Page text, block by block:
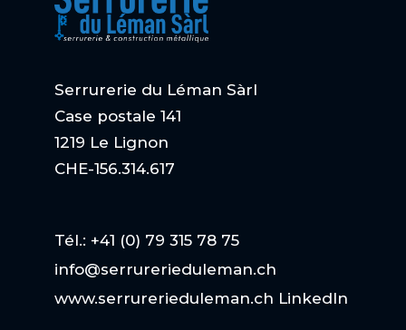
Serrurerie du Léman Sàrl
Case postale 141
1219 Le Lignon
CHE-156.314.617
Tél.: +41 (0) 79 315 78 75
info@serrurerieduleman.ch
www.serrurerieduleman.ch LinkedIn